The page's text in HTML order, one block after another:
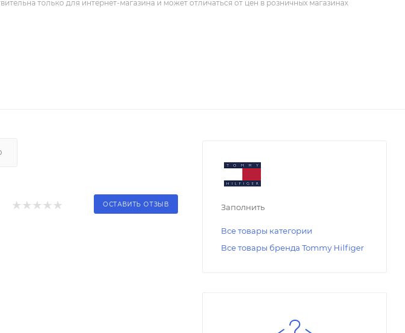
только для интернет-магазина и может отличаться от цен в розничных магазинах
ОСТАВИТЬ ОТЗЫВ Заполнить
Все товары категории
Все товары бренда Tommy Hilfiger